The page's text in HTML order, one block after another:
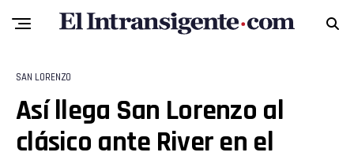
SAN LORENZO
Así llega San Lorenzo al
clásico ante River en el